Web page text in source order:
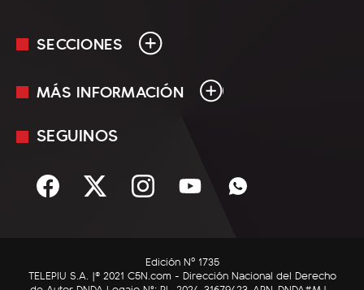
SECCIONES
En Vivo
Sociedad
C5N Autos
MÁS INFORMACIÓN
Mediakit
Términos y condiciones
SEGUINOS
Edición Nº 1735
TELEPIU S.A. |© 2021 C5N.com - Dirección Nacional del Derecho